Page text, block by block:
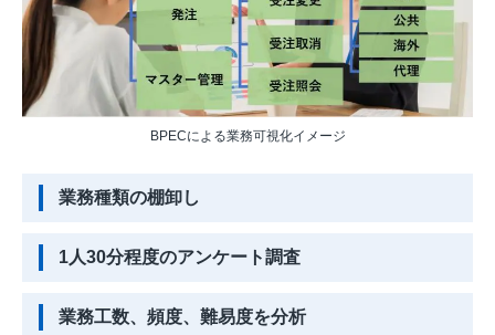
BPECによる業務可視化イメージ
業務種類の棚卸し
1人30分程度のアンケート調査
業務工数、頻度、難易度を分析